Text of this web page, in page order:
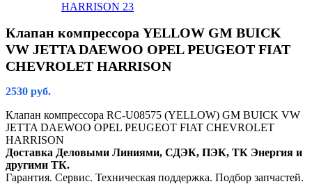
Клапан компрессора YELLOW GM BUICK
VW JETTA DAEWOO OPEL PEUGEOT FIAT
CHEVROLET HARRISON
2530 руб.
Клапан компрессора RC-U08575 (YELLOW) GM BUICK VW
JETTA DAEWOO OPEL PEUGEOT FIAT CHEVROLET
HARRISON
Доставка Деловыми Линиями, СДЭК, ПЭК, ТК Энергия и
другими ТК.
Гарантия. Сервис. Техническая поддержка. Подбор запчастей.